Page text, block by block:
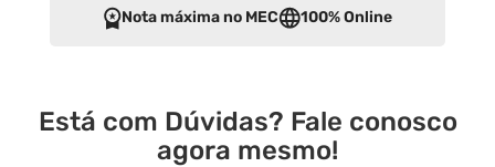
Nota máxima no MEC 100% Online
Está com Dúvidas? Fale conosco
agora mesmo!